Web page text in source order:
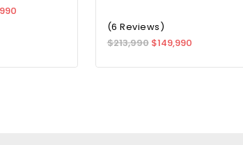
(6 Reviews)
$213,990 $149,990